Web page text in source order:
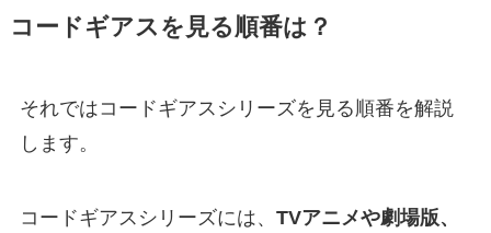
コードギアスを見る順番は？
それではコードギアスシリーズを見る順番を解説
します。
コードギアスシリーズには、 TVアニメや劇場版、